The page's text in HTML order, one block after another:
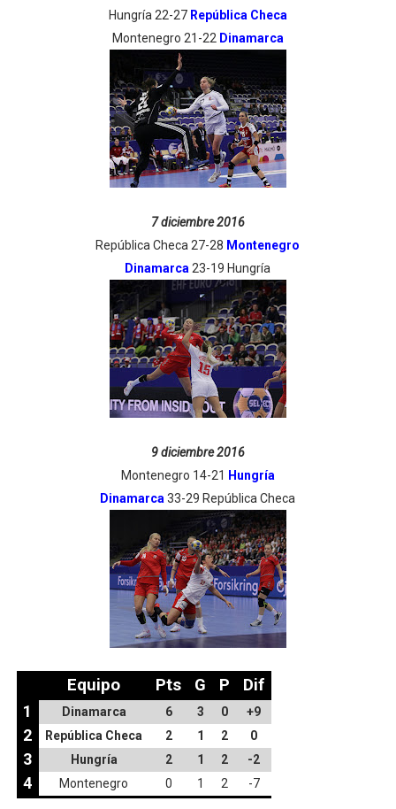
Hungría 22-27 República Checa
Montenegro 21-22 Dinamarca
7 diciembre 2016
República Checa 27-28 Montenegro
Dinamarca 23-19 Hungría
9 diciembre 2016
Montenegro 14-21 Hungría
Dinamarca33-29 República Checa
Equipo Pts G P Dif
1 Dinamarca 6 3 0 +9
2 República Checa 2 1 2 0
3 Hungría 2 1 2 -2
4 Montenegro 0 1 2 -7